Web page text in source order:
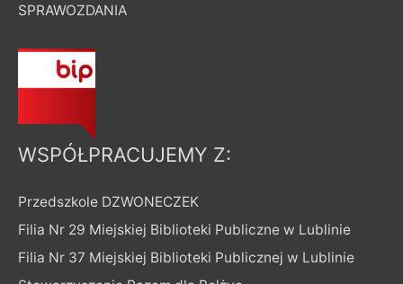
SPRAWOZDANIA
WSPÓŁPRACUJEMY Z:
Przedszkole DZWONECZEK
Filia Nr 29 Miejskiej Biblioteki Publiczne w Lublinie
Filia Nr 37 Miejskiej Biblioteki Publicznej w Lublinie